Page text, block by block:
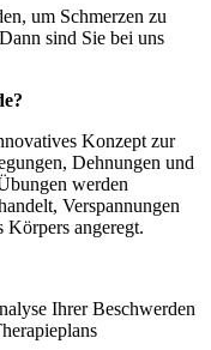
um Schmerzen zu
sind Sie bei uns
Konzept zur
Dehnungen und
werden
Verspannungen
Körpers angeregt.
Ihrer Beschwerden